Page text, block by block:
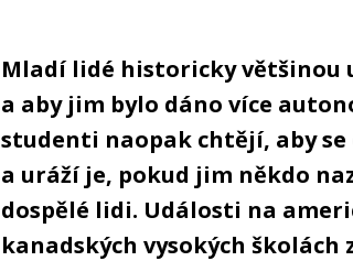
Mladí lidé historicky většinou
a aby jim bylo dáno více
studenti naopak chtějí, aby
a uráží je, pokud jim někdo
dospělé lidi. Události na
kanadských vysokých